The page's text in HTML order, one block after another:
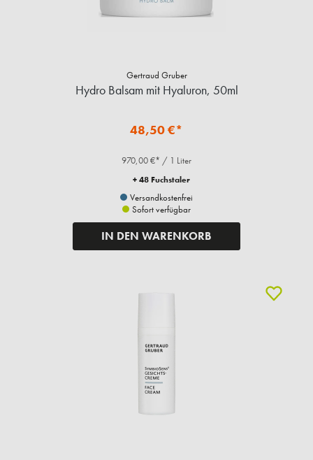
Gertraud Gruber
Hydro Balsam mit Hyaluron, 50ml
48,50 €*
970,00 €* / 1 Liter
+ 48 Fuchstaler
Versandkostenfrei
Sofort verfügbar
IN DEN WARENKORB